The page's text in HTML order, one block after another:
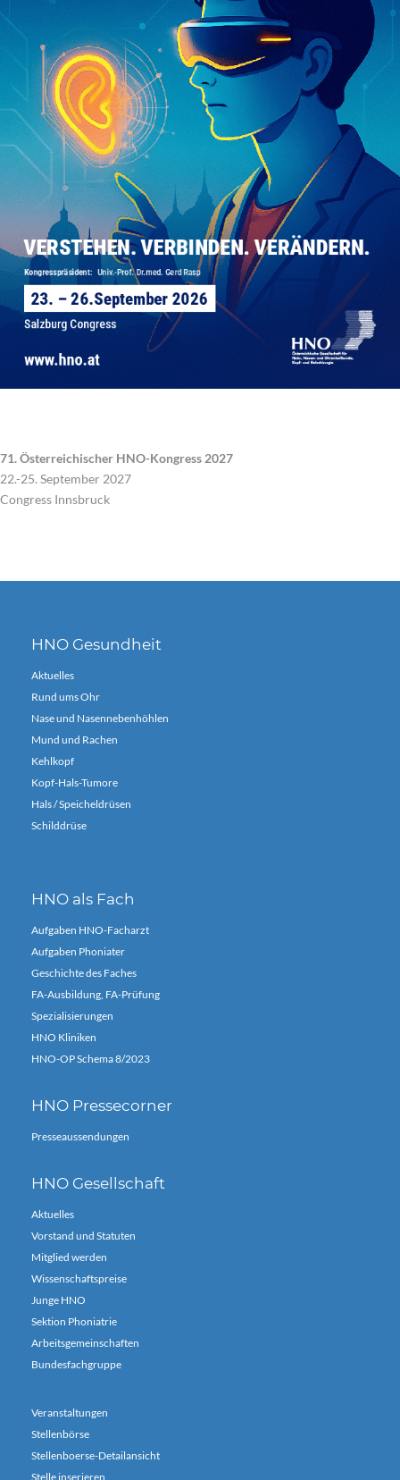
71. Österreichischer HNO-Kongress 2027
22.-25. September 2027
Congress Innsbruck
HNO Gesundheit
Aktuelles
Rund ums Ohr
Nase und Nasennebenhöhlen
Mund und Rachen
Kehlkopf
Kopf-Hals-Tumore
Hals / Speicheldrüsen
Schilddrüse
HNO als Fach
Aufgaben HNO-Facharzt
Aufgaben Phoniater
Geschichte des Faches
FA-Ausbildung, FA-Prüfung
Spezialisierungen
HNO Kliniken
HNO-OP Schema 8/2023
HNO Pressecorner
Presseaussendungen
HNO Gesellschaft
Aktuelles
Vorstand und Statuten
Mitglied werden
Wissenschaftspreise
Junge HNO
Sektion Phoniatrie
Arbeitsgemeinschaften
Bundesfachgruppe
Veranstaltungen
Stellenbörse
Stellenboerse-Detailansicht
Stelle inserieren